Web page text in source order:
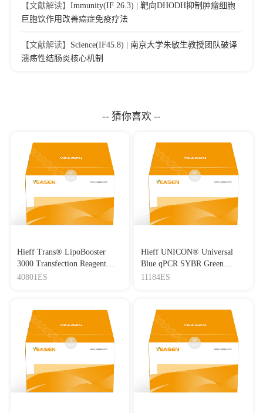
【文献解读】 Immunity(IF 26.3) | 靶向DHODH抑制肿瘤细胞
巨胞饮作用改善癌症免疫疗法
【文献解读】 Science(IF45.8) | 南京大学朱敏生教授团队破译
溃疡性结肠炎核心机制
-- 猜你喜欢 --
Hieff Trans® LipoBooster
3000 Transfection Reagent
Lipo3000转染试剂
40801ES
Hieff UNICON® Universal
Blue qPCR SYBR Green
Master Mix
11184ES